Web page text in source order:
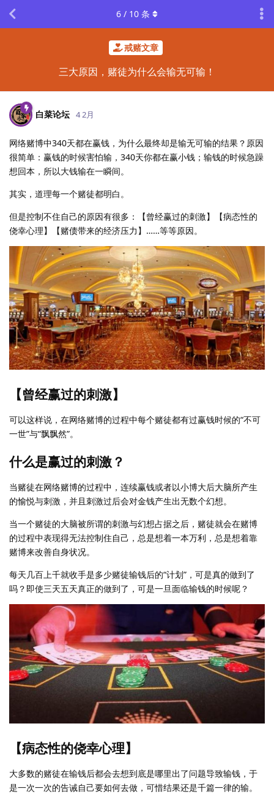
戒赌文章
三大原因，赌徒为什么会输无可输！
6 / 10 条
白菜论坛 4 2月
网络赌博中340天都在赢钱，为什么最终却是输无可输的结果？原因
很简单：赢钱的时候害怕输，340天你都在赢小钱；输钱的时候急躁
想回本，所以大钱输在一瞬间。
其实，道理每一个赌徒都明白。
但是控制不住自己的原因有很多：【曾经赢过的刺激】【病态性的
侥幸心理】【赌债带来的经济压力】……等等原因。
【曾经赢过的刺激】
可以这样说，在网络赌博的过程中每个赌徒都有过赢钱时候的“不可
一世”与“飘飘然”。
什么是赢过的刺激？
当赌徒在网络赌博的过程中，连续赢钱或者以小博大后大脑所产生
的愉悦与刺激，并且刺激过后会对金钱产生出无数个幻想。
当一个赌徒的大脑被所谓的刺激与幻想占据之后，赌徒就会在赌博
的过程中表现得无法控制住自己，总是想着一本万利，总是想着靠
赌博来改善自身状况。
每天几百上千就收手是多少赌徒输钱后的“计划”，可是真的做到了
吗？即使三天五天真正的做到了，可是一旦面临输钱的时候呢？
【病态性的侥幸心理】
大多数的赌徒在输钱后都会去想到底是哪里出了问题导致输钱，于
是一次一次的告诫自己要如何去做，可惜结果还是千篇一律的输。